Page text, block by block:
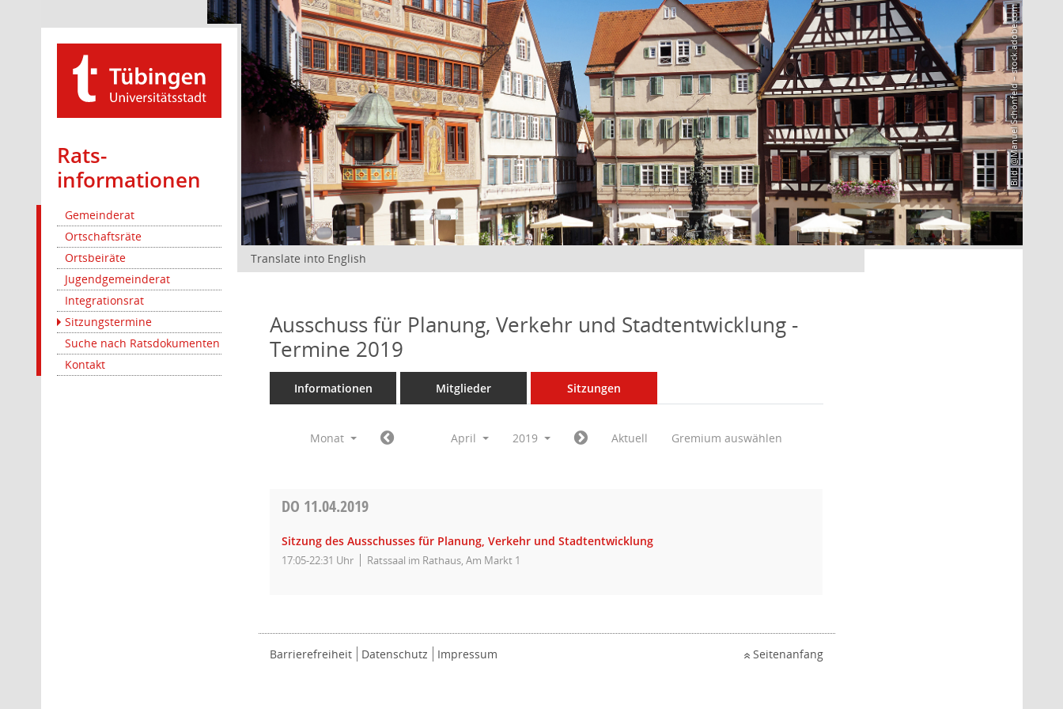
Rats­
informationen
Gemeinderat
Ortschaftsräte
Ortsbeiräte
Jugendgemeinderat
Integrationsrat
Sitzungstermine
Suche nach Ratsdokumenten
Kontakt
Bild: @Manuel Schönfeld – stock.adobe.com
Translate into English
Ausschuss für Planung, Verkehr und Stadtentwicklung -
Termine 2019
Informationen Mitglieder Sitzungen
Monat April 2019 Aktuell Gremium auswählen
DO 11.04.2019
Sitzung des Ausschusses für Planung, Verkehr und Stadtentwicklung
17:05-22:31 Uhr Ratssaal im Rathaus, Am Markt 1
Barrierefreiheit Datenschutz Impressum Seitenanfang